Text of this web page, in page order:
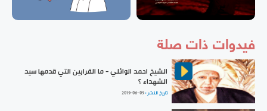
فيدوات ذات صلة
الشيخ احمد الوائلي - ما القرابين التي قدمها سيد
الشهداء ؟
تاريخ النشر :2019-06-09